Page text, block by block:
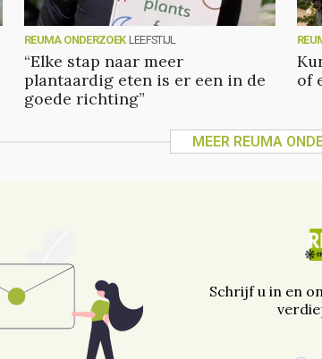
REUMA ONDERZOEK LEEFSTIJL
“Elke stap naar meer
plantaardig eten is er een in de
goede richting”
of
MEER REUMA
Schrijf u in en